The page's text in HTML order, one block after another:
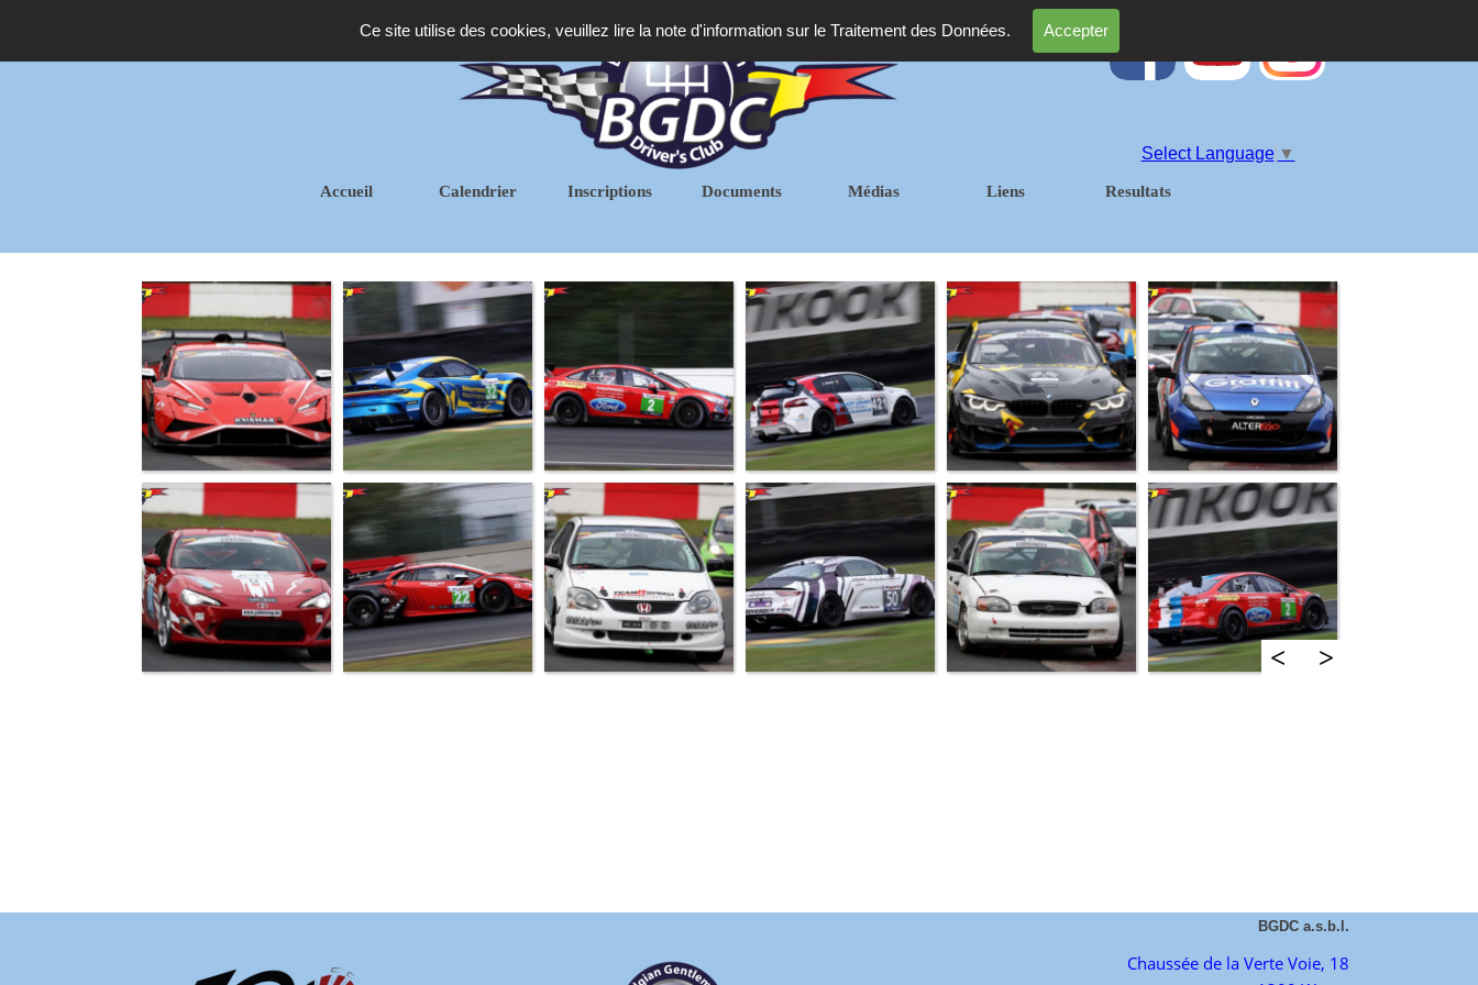
Ce site utilise des cookies, veuillez lire la note d'information sur le Traitement des Données. Accepter
Accueil Calendrier Inscriptions Documents Médias Liens Resultats
Select Language ▼
< >
BGDC a.s.b.l.
Chaussée de la Verte Voie, 18